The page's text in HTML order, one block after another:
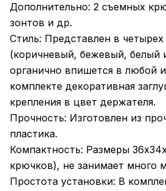
Дополнительно: 2 съемных
зонтов и др.
Стиль: Представлен в четырех
(коричневый, бежевый, белый
органично впишется в любой
комплекте декоративная
крепления в цвет держателя.
Прочность: Изготовлен из
пластика.
Компактность: Размеры
крючков), не занимает много
Простота установки: В